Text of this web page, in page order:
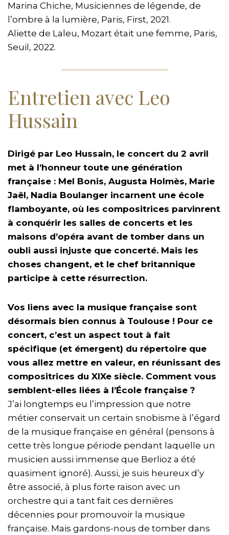
Marina Chiche, Musiciennes de légende, de
l’ombre à la lumière, Paris, First, 2021.
Aliette de Laleu, Mozart était une femme, Paris,
Seuil, 2022.
Entretien avec Leo
Hussain
Dirigé par Leo Hussain, le concert du 2 avril
met à l’honneur toute une génération
française : Mel Bonis, Augusta Holmès, Marie
Jaël, Nadia Boulanger incarnent une école
flamboyante, où les compositrices parvinrent
à conquérir les salles de concerts et les
maisons d’opéra avant de tomber dans un
oubli aussi injuste que concerté. Mais les
choses changent, et le chef britannique
participe à cette résurrection.
Vos liens avec la musique française sont
désormais bien connus à Toulouse ! Pour ce
concert, c’est un aspect tout à fait
spécifique (et émergent) du répertoire que
vous allez mettre en valeur, en réunissant des
compositrices du XIXe siècle. Comment vous
semblent-elles liées à l’École française ?
J’ai longtemps eu l’impression que notre
métier conservait un certain snobisme à l’égard
de la musique française en général (pensons à
cette très longue période pendant laquelle un
musicien aussi immense que Berlioz a été
quasiment ignoré). Aussi, je suis heureux d’y
être associé, à plus forte raison avec un
orchestre qui a tant fait ces dernières
décennies pour promouvoir la musique
française. Mais gardons-nous de tomber dans